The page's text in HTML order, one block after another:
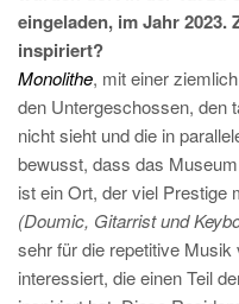
eingeladen, im Jahr 2023.
inspiriert?
Monolithe, mit einer
den Untergeschossen, den
nicht sieht und die in
bewusst, dass das
ist ein Ort, der viel Prestige
(Doumic, Gitarrist und
sehr für die repetitive
interessiert, die einen Teil